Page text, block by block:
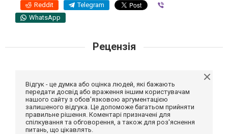
Reddit Telegram
WhatsApp
Рецензія
Відгук - це думка або оцінка людей, які бажають
передати досвід або враження іншим користувачам
нашого сайту з обов'язковою аргументацією
залишеного відгука. Це допоможе багатьом прийняти
правильне рішення. Коментарі призначені для
спілкування та обговорення, а також для роз'яснення
питань, що цікавлять.